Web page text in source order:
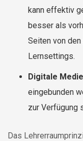
kann effektiv
besser als
Seiten von
Lernsettings.
Digitale
eingebunden
zur Verfügung
Das